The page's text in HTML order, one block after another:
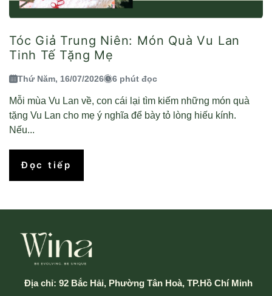
Tóc Giả Trung Niên: Món Quà Vu Lan
Tinh Tế Tặng Mẹ
Thứ Năm, 16/07/2026 6 phút đọc
Mỗi mùa Vu Lan về, con cái lại tìm kiếm những món quà
tặng Vu Lan cho mẹ ý nghĩa để bày tỏ lòng hiếu kính.
Nếu...
Đọc tiếp
Địa chỉ: 92 Bắc Hải, Phường Tân Hoà, TP.Hồ Chí Minh